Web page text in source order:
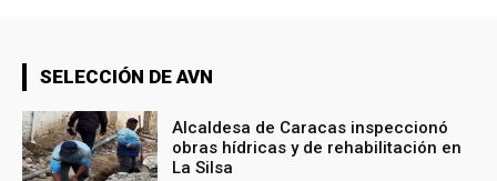
SELECCIÓN DE AVN
Alcaldesa de Caracas inspeccionó
obras hídricas y de rehabilitación en
La Silsa